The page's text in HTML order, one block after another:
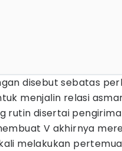
disebut sebatas
menjalin relasi
rutin disertai
V akhirnya
melakukan